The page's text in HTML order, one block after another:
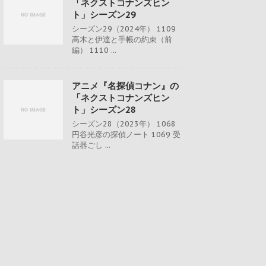
「ネクストコナンズヒン
ト」シーズン29
シーズン29（2024年） 1109
高木と伊達と手帳の約束（前
編） 1110 ...
アニメ『名探偵コナン』の
「ネクストコナンズヒン
ト」シーズン28
シーズン28（2023年） 1068
円谷光彦の探偵ノート 1069 受
話器ごし ...